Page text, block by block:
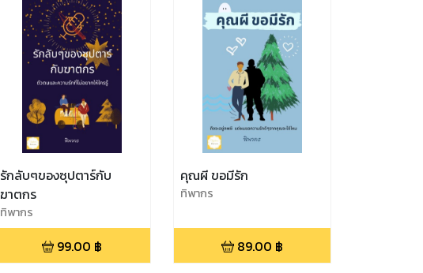
รักลับๆของซุปตาร์กับ
ฆาตกร
ทิพากร
99.00 ฿
คุณผี ขอมีรัก
ทิพากร
89.00 ฿